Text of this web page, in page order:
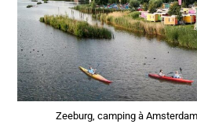
Zeeburg, camping à